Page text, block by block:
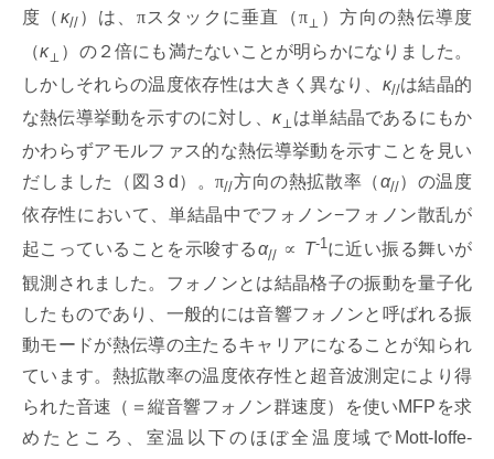
度（ κ//）は、 πスタックに垂直（π⊥ ）方向の熱伝導度
（κ ⊥ ）の２倍にも満たないことが明らかになりました。
しかしそれらの温度依存性は大きく異なり、 κ//は結晶的
な熱伝導挙動を示すのに対し、 κ⊥は単結晶であるにもか
かわらずアモルファス的な熱伝導挙動を示すことを見い
だしました（図３d）。π//方向の熱拡散率（α//）の温度
依存性において、単結晶中でフォノン−フォノン散乱が
起こっていることを示唆するα// ∝ T-1に近い振る舞いが
観測されました。フォノンとは結晶格子の振動を量子化
したものであり、一般的には音響フォノンと呼ばれる振
動モードが熱伝導の主たるキャリアになることが知られ
ています。熱拡散率の温度依存性と超音波測定により得
られた音速（＝縦音響フォノン群速度）を使いMFPを求
めたところ、室温以下のほぼ全温度域でMott-Ioffe-